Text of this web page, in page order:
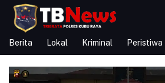
Berita Lokal Kriminal Peristiwa